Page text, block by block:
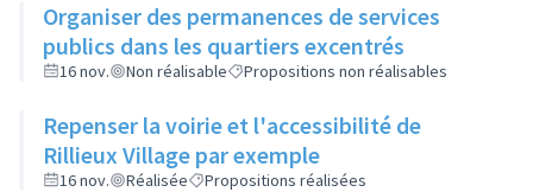
Organiser des permanences de services
publics dans les quartiers excentrés
16 nov. Non réalisable Propositions non réalisables
Repenser la voirie et l'accessibilité de
Rillieux Village par exemple
16 nov. Réalisée Propositions réalisées